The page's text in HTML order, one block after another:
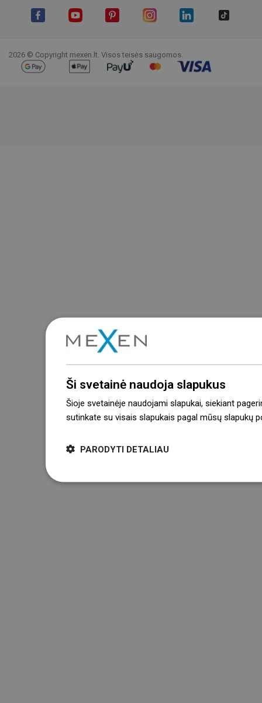
2026 © Copyright mexen.lt. Visos teisės saugomos.
Ši svetainė naudoja slapukus
Šioje svetainėje naudojami slapukai, siekiant
sutinkate su visais slapukais pagal mūsų slapukų
PARODYTI DETALIAU